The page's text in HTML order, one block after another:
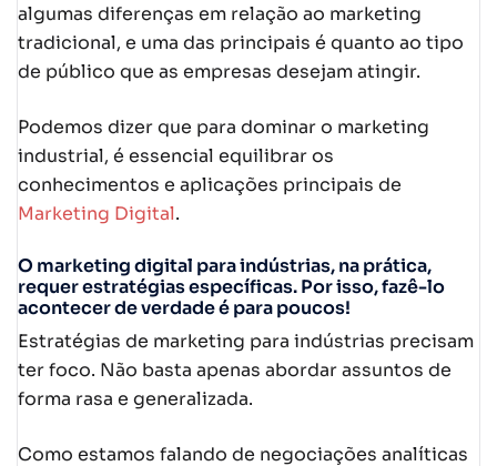
algumas diferenças em relação ao marketing
tradicional, e uma das principais é quanto ao tipo
de público que as empresas desejam atingir.
Podemos dizer que para dominar o marketing
industrial, é essencial equilibrar os
conhecimentos e aplicações principais de
Marketing Digital.
O marketing digital para indústrias, na prática,
requer estratégias específicas. Por isso, fazê-lo
acontecer de verdade é para poucos!
Estratégias de marketing para indústrias precisam
ter foco. Não basta apenas abordar assuntos de
forma rasa e generalizada.
Como estamos falando de negociações analíticas